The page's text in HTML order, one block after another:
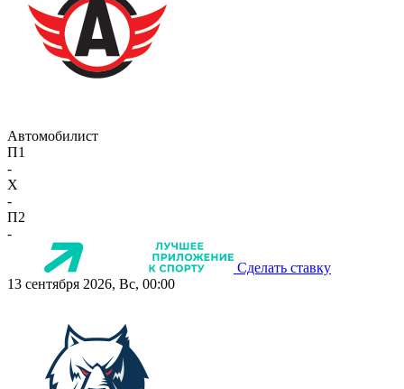
Автомобилист
П1
-
X
-
П2
-
Сделать ставку
13 сентября 2026, Вс, 00:00